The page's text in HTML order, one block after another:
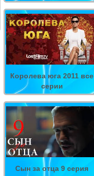
Королева юга 2011 все
серии
Сын за отца 9 серия